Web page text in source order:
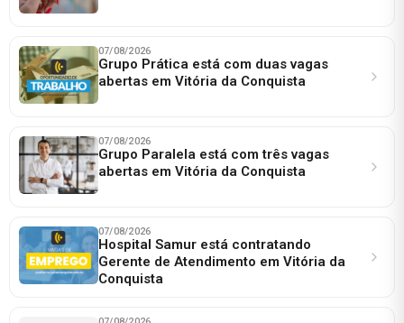
07/08/2026
Grupo Prática está com duas vagas
abertas em Vitória da Conquista
07/08/2026
Grupo Paralela está com três vagas
abertas em Vitória da Conquista
07/08/2026
Hospital Samur está contratando
Gerente de Atendimento em Vitória da
Conquista